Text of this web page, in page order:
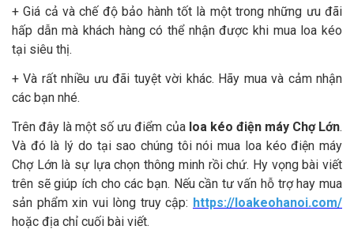
+ Giá cả và chế độ bảo hành tốt là một trong những ưu đãi
hấp dẫn mà khách hàng có thể nhận được khi mua loa kéo
tại siêu thị.
+ Và rất nhiều ưu đãi tuyệt vời khác. Hãy mua và cảm nhận
các bạn nhé.
Trên đây là một số ưu điểm của loa kéo điện máy Chợ Lớn.
Và đó là lý do tại sao chúng tôi nói mua loa kéo điện máy
Chợ Lớn là sự lựa chọn thông minh rồi chứ. Hy vọng bài viết
trên sẽ giúp ích cho các bạn. Nếu cần tư vấn hỗ trợ hay mua
sản phẩm xin vui lòng truy cập: https://loakeohanoi.com/
hoặc địa chỉ cuối bài viết.